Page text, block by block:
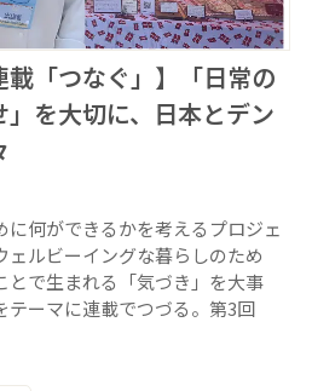
「つなぐ」】「日常の
を大切に、日本とデン
何ができるかを考えるプロジェ
ェルビーイングな暮らしのため
とで生まれる「気づき」を大事
テーマに連載でつづる。第3回